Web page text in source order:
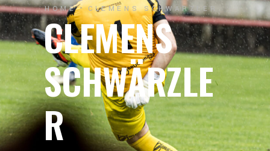
HOME CLEMENS SCHWÄRZLER
CLEMENS
SCHWÄRZLE
R